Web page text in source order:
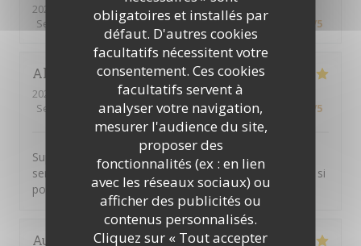
obligatoires et installés par
défaut. D'autres cookies
facultatifs nécessitent votre
consentement. Ces cookies
facultatifs servent à
analyser votre navigation,
mesurer l'audience du site,
proposer des
fonctionnalités (ex : en lien
avec les réseaux sociaux) ou
afficher des publicités ou
contenus personnalisés.
Cliquez sur « Tout accepter
2026-06-18
- 12:00 - Couverts 4
Service
/5 Ambiance: 5/5 Cuisine:5/5 Qualité / Prix /5
AlexandreC
2026-06-12
- 18:30 - Couverts 18
Service
Ambiance: 5/5 Cuisine: 5/5 Qualité / Prix /5
Super cocktail, super service. Je pensais que nous
serions plus nombreux, mon pot de départ n'étais pas si
populaire finalement...
Aude